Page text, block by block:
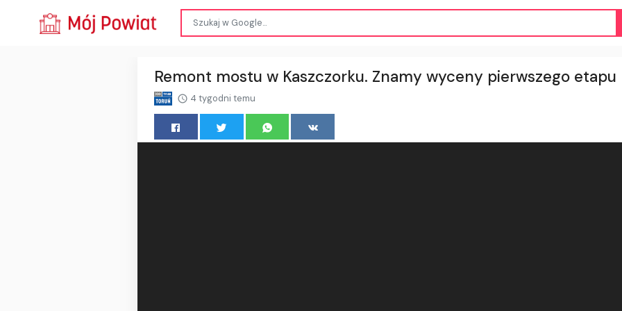
Remont mostu w Kaszczorku. Znamy wyceny pierwszego etapu
4 tygodni temu